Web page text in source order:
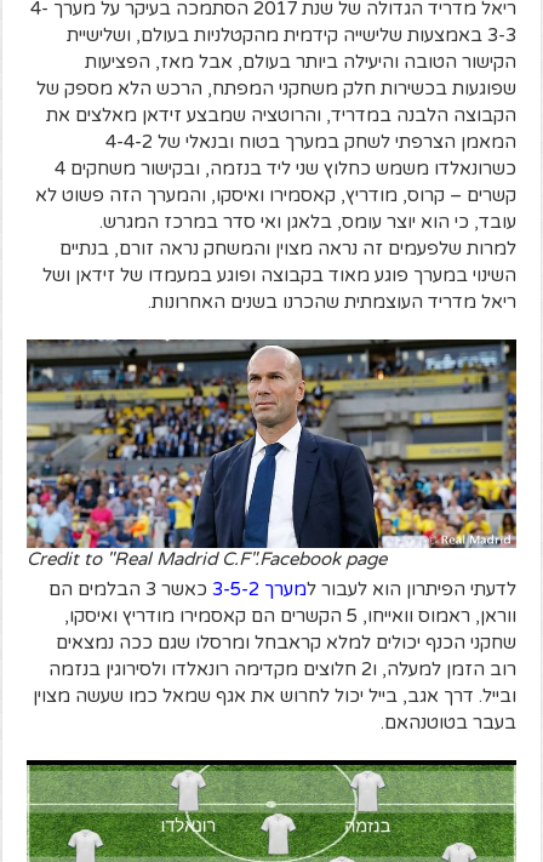
ריאל מדריד הגדולה של שנת 2017 הסתמכה בעיקר על מערך 4-
3-3 באמצעות שלישייה קידמית מהקטלניות בעולם, ושלישיית
הקישור הטובה והיעילה ביותר בעולם, אבל מאז, הפציעות
שפוגעות בכשירות חלק משחקני המפתח, הרכש הלא מספק של
הקבוצה הלבנה במדריד, והרוטציה שמבצע זידאן מאלצים את
המאמן הצרפתי לשחק במערך בטוח ובנאלי של 4-4-2
כשרונאלדו משמש כחלוץ שני ליד בנזמה, ובקישור משחקים 4
קשרים – קרוס, מודריץ, קאסמירו ואיסקו, והמערך הזה פשוט לא
עובד, כי הוא יוצר עומס, בלאגן ואי סדר במרכז המגרש.
למרות שלפעמים זה נראה מצוין והמשחק נראה זורם, בנתיים
השינוי במערך פוגע מאוד בקבוצה ופוגע במעמדו של זידאן ושל
ריאל מדריד העוצמתית שהכרנו בשנים האחרונות.
Credit to "Real Madrid C.F".Facebook page
לדעתי הפיתרון הוא לעבור למערך 3-5-2
כאשר 3 הבלמים הם
ווראן, ראמוס וואייחו, 5 הקשרים הם קאסמירו מודריץ ואיסקו,
שחקני הכנף יכולים למלא קראבחל ומרסלו שגם ככה נמצאים
רוב הזמן למעלה, ו2 חלוצים מקדימה רונאלדו ולסירוגין בנזמה
ובייל. דרך אגב, בייל יכול לחרוש את אגף שמאל כמו שעשה מצוין
בעבר בטוטנהאם.